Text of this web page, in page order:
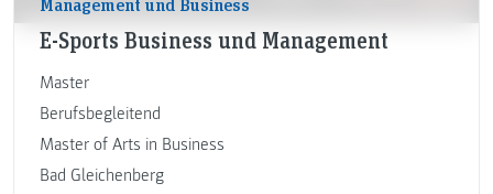
E-Sports Business und Management
Master
Berufsbegleitend
Master of Arts in Business
Bad Gleichenberg